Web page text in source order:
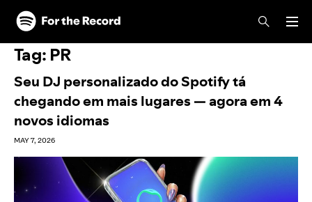
Skip to main content
Skip to footer
Tag: PR
Seu DJ personalizado do Spotify tá
chegando em mais lugares — agora em 4
novos idiomas
MAY 7, 2026